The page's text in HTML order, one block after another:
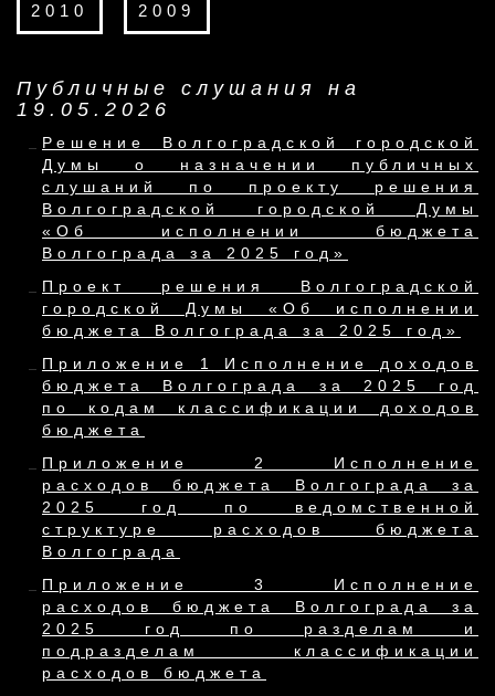
2010 2009
Публичные слушания на
19.05.2026
Решение Волгоградской городской
Думы о назначении публичных
слушаний по проекту решения
Волгоградской городской Думы
«Об исполнении бюджета
Волгограда за 2025 год»
Проект решения Волгоградской
городской Думы «Об исполнении
бюджета Волгограда за 2025 год»
Приложение 1 Исполнение доходов
бюджета Волгограда за 2025 год
по кодам классификации доходов
бюджета
Приложение 2 Исполнение
расходов бюджета Волгограда за
2025 год по ведомственной
структуре расходов бюджета
Волгограда
Приложение 3 Исполнение
расходов бюджета Волгограда за
2025 год по разделам и
подразделам классификации
расходов бюджета